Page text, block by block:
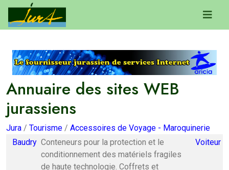
Annuaire des sites WEB
jurassiens
Jura / Tourisme / Accessoires de Voyage - Maroquinerie
Baudry Conteneurs pour la protection et le
conditionnement des matériels fragiles
de haute technologie. Coffrets et
Voiteur